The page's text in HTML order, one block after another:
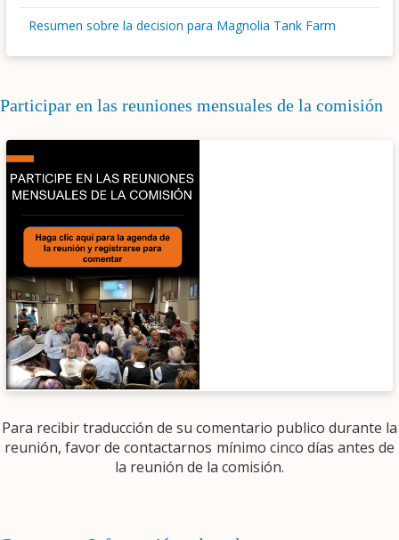
Resumen sobre la decision para Magnolia Tank Farm
Participar en las reuniones mensuales de la comisión
Para recibir traducción de su comentario publico durante la
reunión, favor de contactarnos mínimo cinco días antes de
la reunión de la comisión.